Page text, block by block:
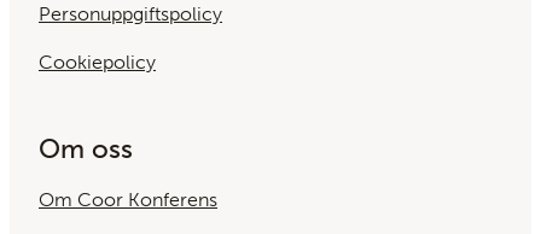
Personuppgiftspolicy
Cookiepolicy
Om oss
Om Coor Konferens